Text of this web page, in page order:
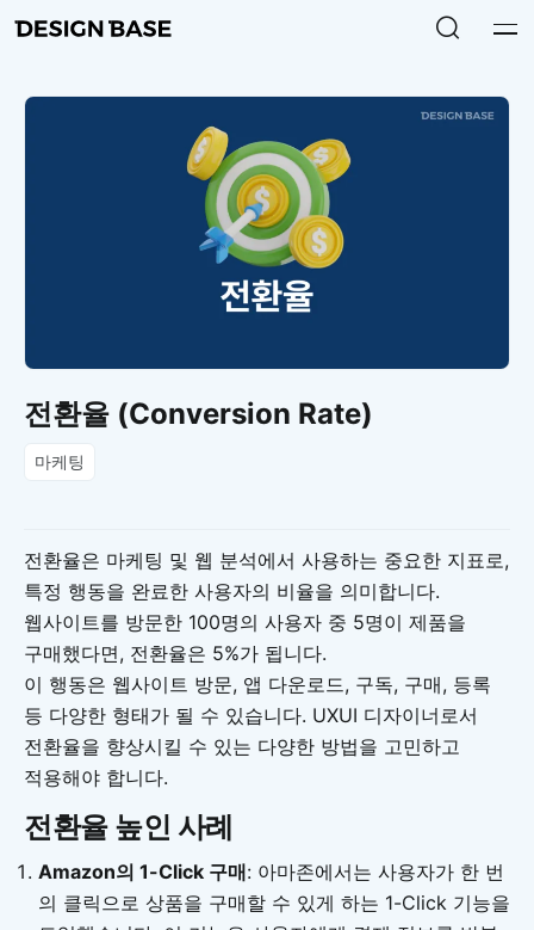
전환율 (Conversion Rate)
마케팅
전환율은 마케팅 및 웹 분석에서 사용하는 중요한 지표로,
특정 행동을 완료한 사용자의 비율을 의미합니다.
웹사이트를 방문한 100명의 사용자 중 5명이 제품을
구매했다면, 전환율은 5%가 됩니다.
이 행동은 웹사이트 방문, 앱 다운로드, 구독, 구매, 등록
등 다양한 형태가 될 수 있습니다. UXUI 디자이너로서
전환율을 향상시킬 수 있는 다양한 방법을 고민하고
적용해야 합니다.
전환율 높인 사례
Amazon의 1-Click 구매: 아마존에서는 사용자가 한 번
의 클릭으로 상품을 구매할 수 있게 하는 1-Click 기능을